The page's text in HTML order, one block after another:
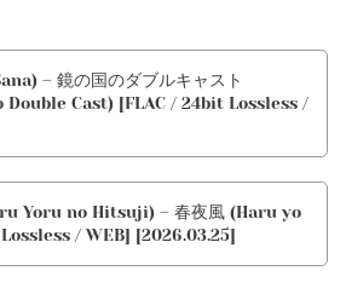
– 鏡の国のダブルキャスト
Cast) [FLAC / 24bit Lossless /
Yoru no Hitsuji) – 春夜風 (Haru yo
/ WEB] [2026.03.25]